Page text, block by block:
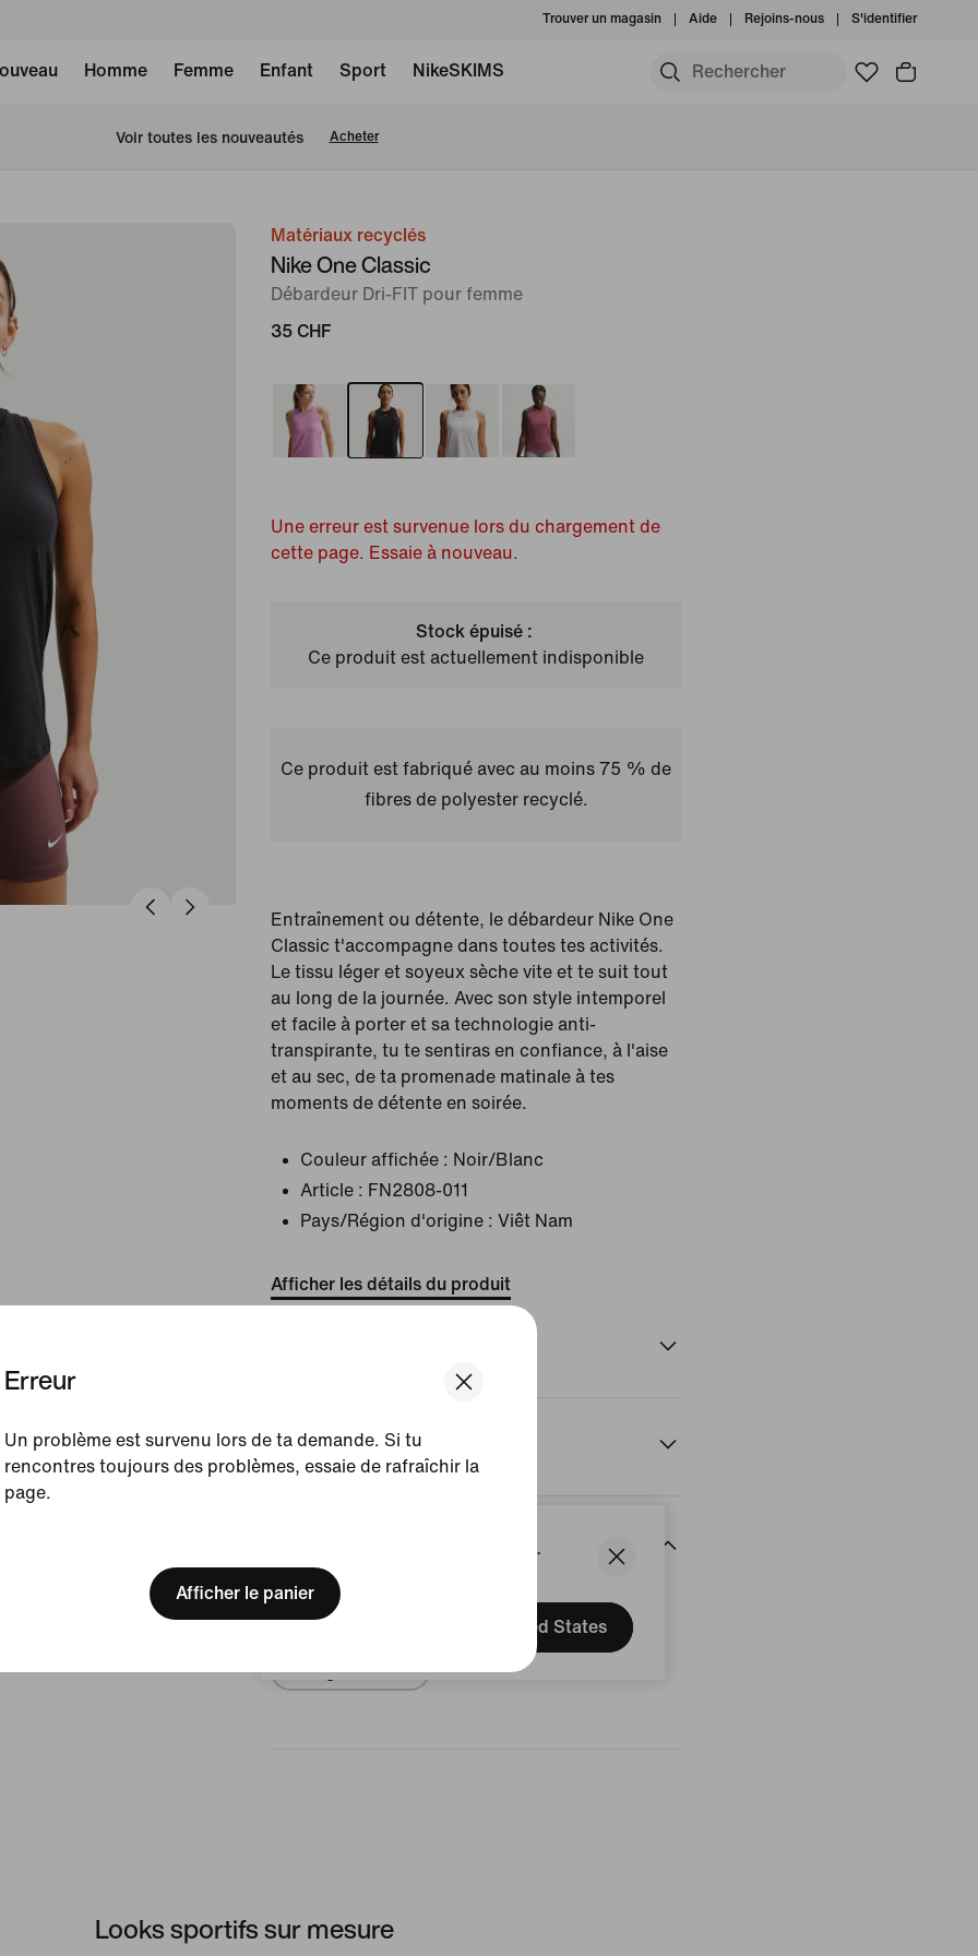
We think you are in United States.
Update your location?
United States
Erreur
Un problème est survenu lors de ta demande. Si tu
rencontres toujours des problèmes, essaie de rafraîchir la
page.
Afficher le panier
Trouver un magasin Aide Rejoins-nous S'identifier
Homme Femme Enfant Sport NikeSKIMS
Voir toutes les nouveautés Acheter
image 1Matériaux recyclés
Nike One Classic
Débardeur Dri-FIT pour femme
35 CHF
Une erreur est survenue lors du chargement de
cette page. Essaie à nouveau.
Stock épuisé :
Ce produit est actuellement indisponible
Ce produit est fabriqué avec au moins 75 % de
fibres de polyester recyclé.
Entraînement ou détente, le débardeur Nike One
Classic t'accompagne dans toutes tes activités.
Le tissu léger et soyeux sèche vite et te suit tout
au long de la journée. Avec son style intemporel
et facile à porter et sa technologie anti-
transpirante, tu te sentiras en confiance, à l'aise
et au sec, de ta promenade matinale à tes
moments de détente en soirée.
Couleur affichée : Noir/Blanc
Article : FN2808-011
Pays/Région d'origine : Viêt Nam
Afficher les détails du produit
Méthode de fabrication
Rédiger un avis
Looks sportifs sur mesure